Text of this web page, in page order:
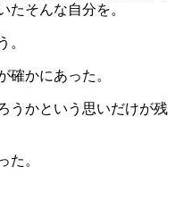
たそんな自分を。
。
確かにあった。
うかという思いだけが残
た。